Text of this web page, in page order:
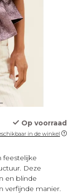
Op voorraad
in de winkel
Deze
en blinde
verfijnde manier.